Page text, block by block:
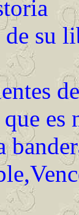
su
que